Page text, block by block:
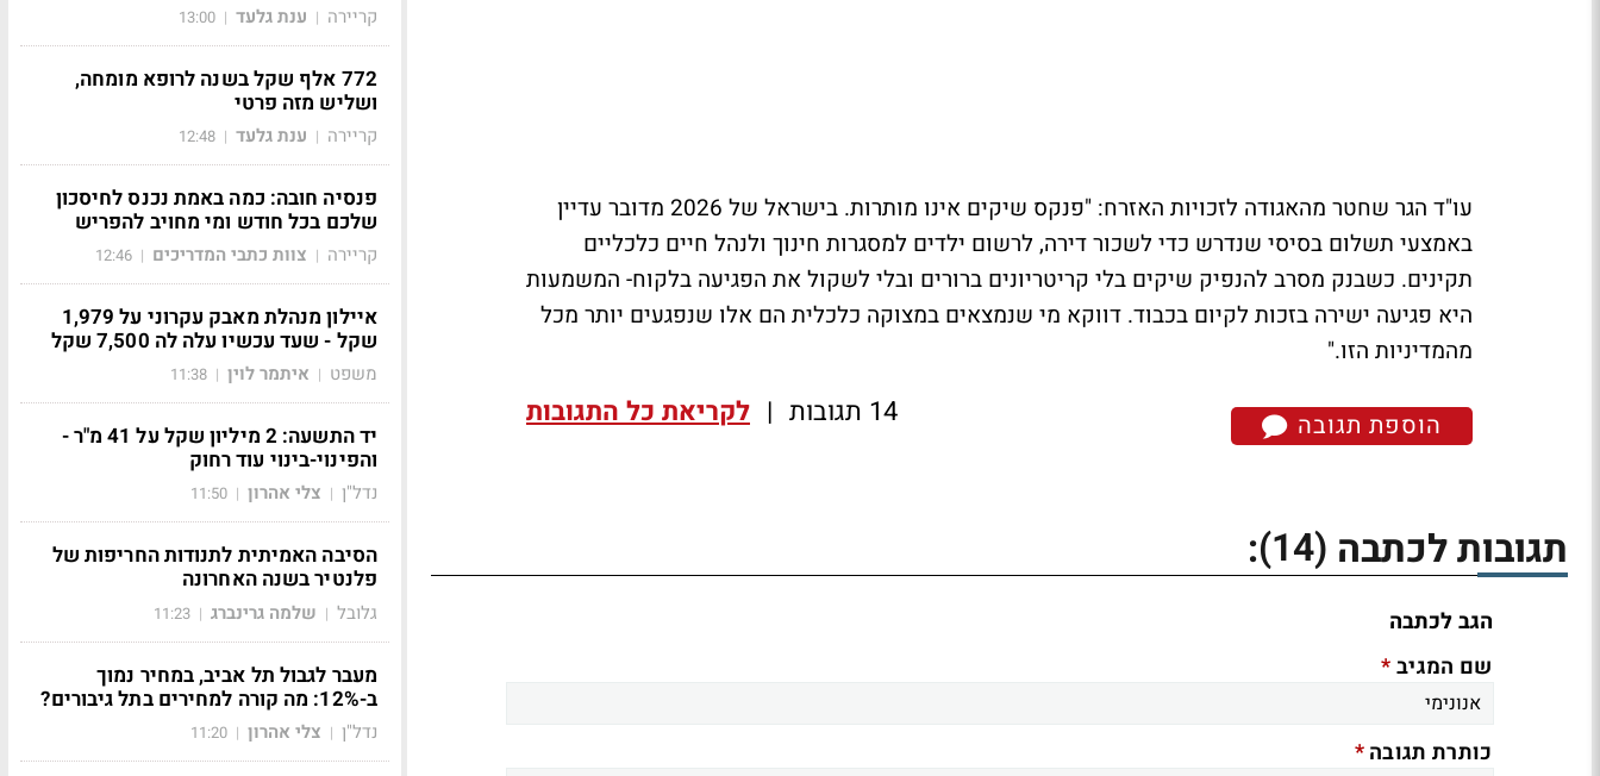
עו"ד הגר שחטר מהאגודה לזכויות האזרח: "פנקס שיקים אינו מותרות. בישראל של 2026 מדובר עדיין
באמצעי תשלום בסיסי שנדרש כדי לשכור דירה, לרשום ילדים למסגרות חינוך ולנהל חיים כלכליים
תקינים. כשבנק מסרב להנפיק שיקים בלי קריטריונים ברורים ובלי לשקול את הפגיעה בלקוח- המשמעות
היא פגיעה ישירה בזכות לקיום בכבוד. דווקא מי שנמצאים במצוקה כלכלית הם אלו שנפגעים יותר מכל
מהמדיניות הזו."
הוספת תגובה 14 תגובות | לקריאת כל התגובות
תגובות לכתבה (14)
:
הגב לכתבה
שם המגיב*
כותרת תגובה*
קריירה | ענת גלעד |
13:00
772 אלף שקל בשנה לרופא מומחה,
ושליש מזה פרטי
קריירה | ענת גלעד |
12:48
פנסיה חובה: כמה באמת נכנס לחיסכון
שלכם בכל חודש ומי מחויב להפריש
קריירה | צוות כתבי המדריכים |
12:46
איילון מנהלת מאבק עקרוני על 1,979
שקל - שעד עכשיו עלה לה 7,500 שקל
משפט | איתמר לוין |
11:38
יד התשעה: 2 מיליון שקל על 41 מ"ר -
והפינוי-בינוי עוד רחוק
נדל"ן | צלי אהרון |
11:50
הסיבה האמיתית לתנודות החריפות של
פלנטיר בשנה האחרונה
גלובל | שלמה גרינברג |
11:23
מעבר לגבול תל אביב, במחיר נמוך
ב-12%: מה קורה למחירים בתל גיבורים?
נדל"ן | צלי אהרון |
11:20